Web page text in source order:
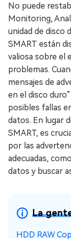
No puede
Monitoring,
unidad de disco
SMART están
valiosa sobre el
problemas.
mensajes de
en el disco
posibles fallas
datos. En lugar
SMART, es
por las
adecuadas,
datos y buscar
La
HDD RAW